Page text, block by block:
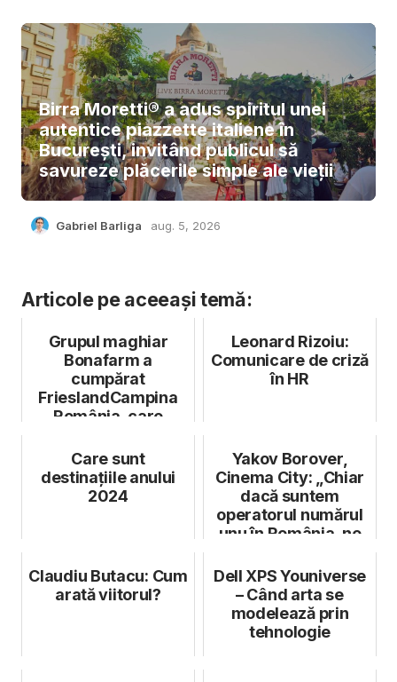
Birra Moretti® a adus spiritul unei
autentice piazzette italiene în
București, invitând publicul să
savureze plăcerile simple ale vieții
Gabriel Barliga aug. 5, 2026
Articole pe aceeași temă:
Grupul maghiar
Bonafarm a
cumpărat
FrieslandCampina
România, care
Napolact
Leonard Rizoiu:
Comunicare de criză
în HR
Care sunt
destinațiile anului
2024
Yakov Borover,
Cinema City: „Chiar
dacă suntem
operatorul numărul
unu în România, ne
Claudiu Butacu: Cum
arată viitorul?
Dell XPS Youniverse
– Când arta se
modelează prin
tehnologie